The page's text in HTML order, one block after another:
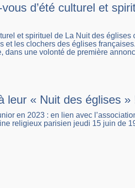
d’été culturel et
et spirituel de La Nuit des
et les clochers des églises
dans une volonté de première
leur « Nuit des églises »
en 2023 : en lien avec
religieux parisien jeudi 15 juin de